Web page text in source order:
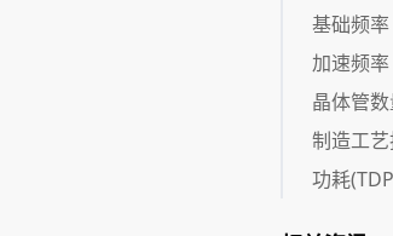
基础频率
加速频率
晶体管
制造工
功耗